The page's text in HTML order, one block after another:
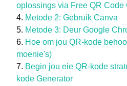
oplossings via Free QR Code
Metode 2: Gebruik Canva
Metode 3: Deur Google
Hoe om jou QR-kode
moenie's)
Begin jou eie QR-kode
kode Generator